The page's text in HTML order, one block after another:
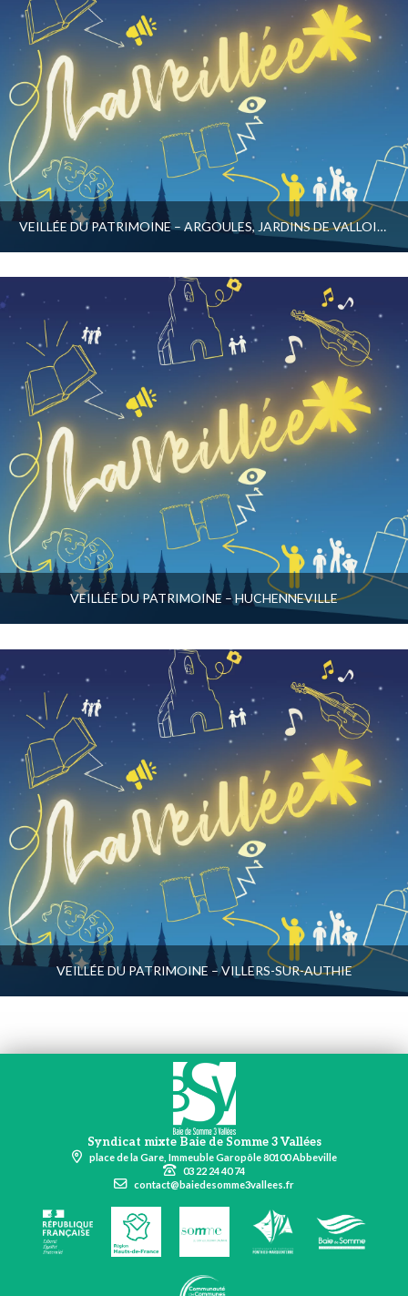
VEILLÉE DU PATRIMOINE – ARGOULES, JARDINS DE VALLOIRES
VEILLÉE DU PATRIMOINE – HUCHENNEVILLE
VEILLÉE DU PATRIMOINE – VILLERS-SUR-AUTHIE
Syndicat mixte Baie de Somme 3 Vallées
place de la Gare, Immeuble Garopôle 80100 Abbeville
03 22 24 40 74
contact@baiedesomme3vallees.fr